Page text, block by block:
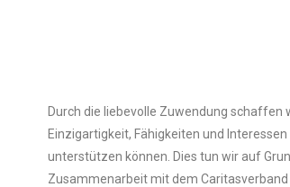
Durch die liebevolle Zuwendung
Einzigartigkeit, Fähigkeiten und
unterstützen können. Dies tun wir auf
Zusammenarbeit mit dem Caritasverband